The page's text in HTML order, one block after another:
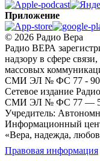
Приложение
© 2026 Радио Вера
Радио ВЕРА
надзору в сфере
массовых
СМИ ЭЛ № ФС 77 -
Сетевое издание
СМИ ЭЛ № ФС 77 —
Учредитель:
Информационный
«Вера, надежда,
Правовая информация